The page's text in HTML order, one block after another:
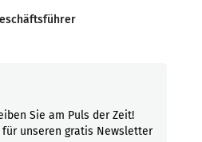
Sie am Puls der Zeit!
unseren gratis Newsletter